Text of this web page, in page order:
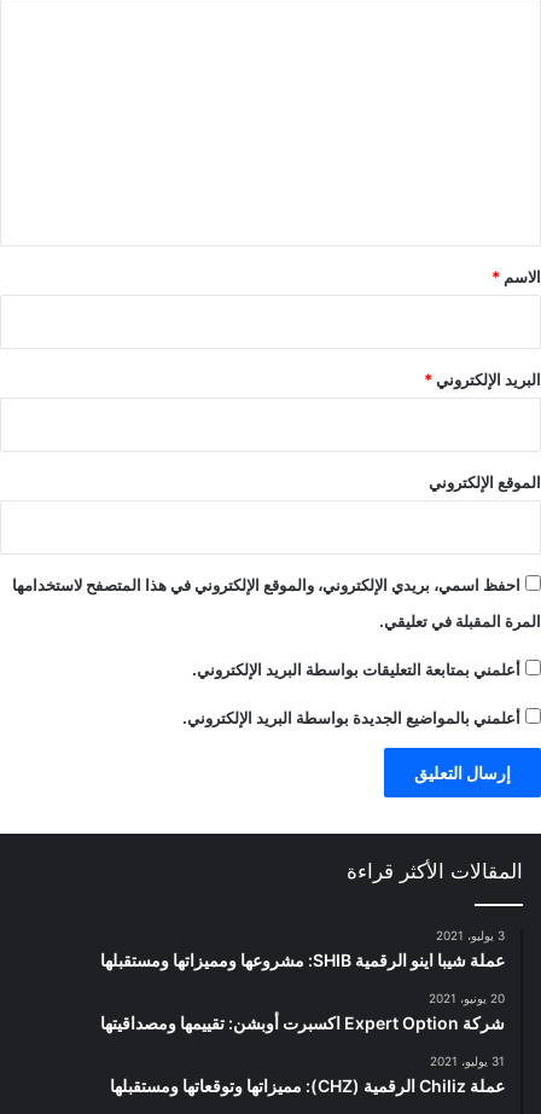
*
الاسم *
البريد الإلكتروني*
الموقع الإلكتروني
احفظ اسمي، بريدي الإلكتروني، والموقع الإلكتروني في هذا المتصفح لاستخدامها
المرة المقبلة في تعليقي.
أعلمني بمتابعة التعليقات بواسطة البريد الإلكتروني.
أعلمني بالمواضيع الجديدة بواسطة البريد الإلكتروني.
المقالات الأكثر قراءة
3 يوليو، 2021
عملة شيبا اينو الرقمية SHIB: مشروعها ومميزاتها ومستقبلها
20 يونيو، 2021
شركة Expert Option اكسبرت أوبشن: تقييمها ومصداقيتها
31 يوليو، 2021
عملة Chiliz الرقمية (CHZ): مميزاتها وتوقعاتها ومستقبلها